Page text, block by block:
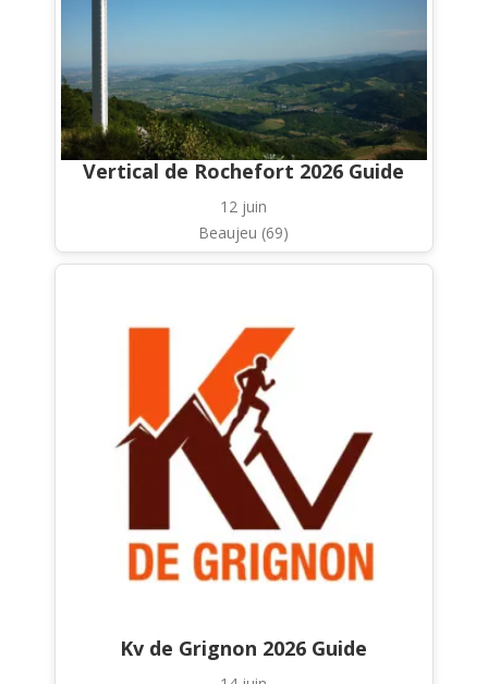
Vertical de Rochefort 2026 Guide
12 juin
Beaujeu (69)
Kv de Grignon 2026 Guide